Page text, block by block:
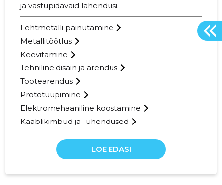
ja vastupidavaid lahendusi.
Lehtmetalli painutamine
Metallitöötlus
Keevitamine
Tehniline disain ja arendus
Tootearendus
Prototüüpimine
Elektromehaaniline koostamine
Kaablikimbud ja -ühendused
LOE EDASI